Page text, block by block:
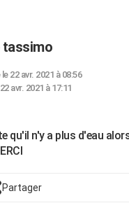
tassimo
22 avr. 2021 à 08:56
22 avr. 2021 à 17:11
qu'il n'y a plus d'eau
Partager